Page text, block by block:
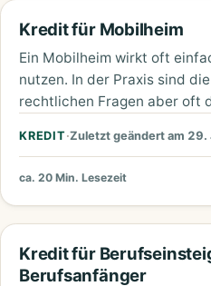
KREDIT ·Zuletzt geändert am 29.
Kredit für Mobilheim
Ein Mobilheim wirkt oft
nutzen. In der Praxis sind
rechtlichen Fragen aber oft
ca. 20 Min. Lesezeit
Kredit für
Berufsanfänger